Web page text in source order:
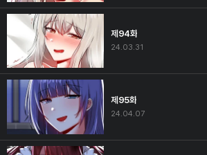
제94화
24.03.31
제95화
24.04.07